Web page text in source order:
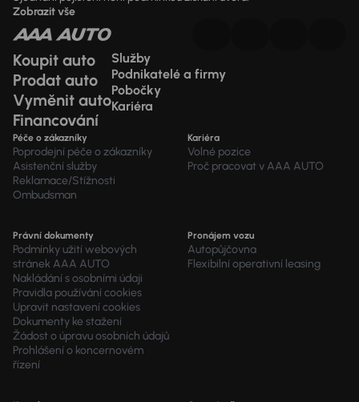
Zobrazit vše
Koupit auto
Prodat auto
Vyměnit auto
Financování
Služby
Podnikatelé a firmy
Pobočky
Kariéra
Péče o zákazníky
Poprodejní péče o zákazníky
Asistenční služby
Reklamace/Stížnosti
Ombudsman
Kariéra
Volné pozice
Proč pracovat v AAA AUTO
Právní dokumenty
Podmínky užití webových
stránek AAA AUTO
Nakládání s osobními údaji
Pravidla používání cookies
Upravit nastavení cookies
Dokumenty ke stažení
Žádost o úpravu osobních údajů
Prohlášení o koncernovém
řízení
Pronájem vozu
Autopůjčovna
Flexibilní operativní leasing